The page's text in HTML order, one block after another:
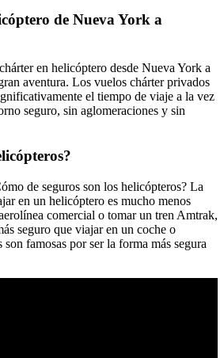
de Nueva York a
en helicóptero desde Nueva York a
aventura. Los vuelos chárter privados
el tiempo de viaje a la vez
seguro, sin aglomeraciones y sin
de seguros son los helicópteros? La
en un helicóptero es mucho menos
comercial o tomar un tren Amtrak,
seguro que viajar en un coche o
famosas por ser la forma más segura